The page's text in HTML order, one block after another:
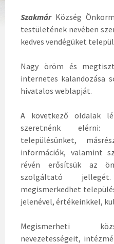
Szakmár Község
testületének nevében
kedves vendégüket
Nagy öröm és
internetes kalandozása
hivatalos weblapját.
A következő oldalak
szeretnénk elérni:
településünket,
információk, valamint
révén erősítsük az
szolgáltató
megismerkedhet
jelenével, értékeinkkel,
Megismerheti
nevezetességeit,